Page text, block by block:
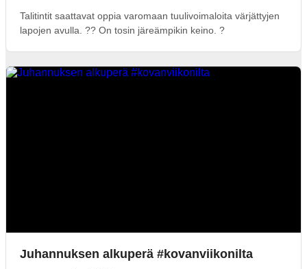
Talitintit saattavat oppia varomaan tuulivoimaloita värjättyjen
lapojen avulla. ?? On tosin järeämpikin keino. ?
Juhannuksen alkuperä #kovanviikonilta